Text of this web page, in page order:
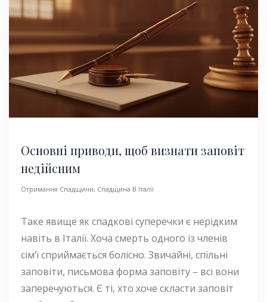
Основні приводи, щоб визнати заповіт
недійсним
Отримання Спадщини, Спадщина В Італії
Таке явище як спадкові суперечки є нерідким
навіть в Італії. Хоча смерть одного із членів
сім’ї сприймається болісно. Звичайні, спільні
заповіти, письмова форма заповіту – всі вони
заперечуються. Є ті, хто хоче скласти заповіт